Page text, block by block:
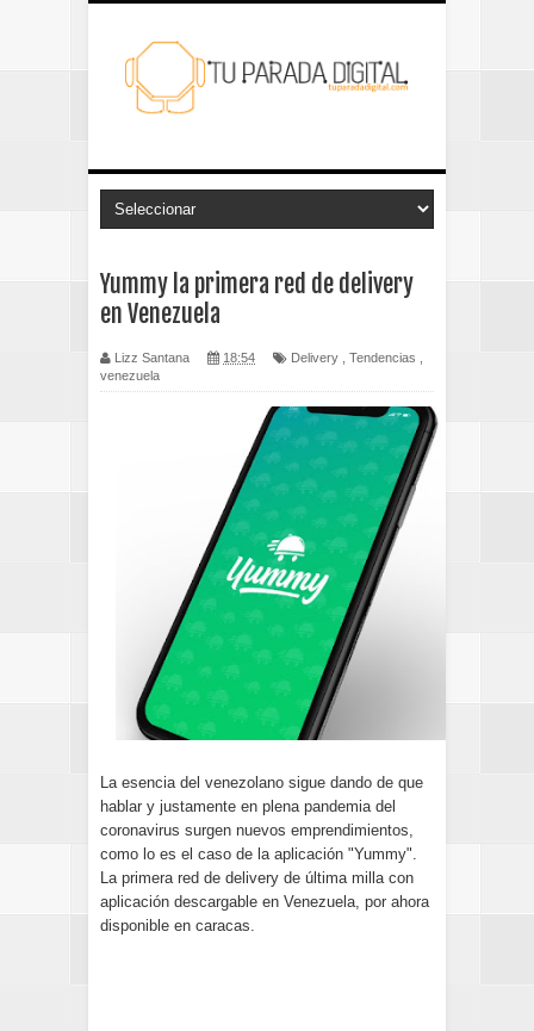
Yummy la primera red de delivery
en Venezuela
Lizz Santana 18:54 Delivery Tendencias
venezuela
La esencia del venezolano sigue dando de que
hablar y justamente en plena pandemia del
coronavirus surgen nuevos emprendimientos,
como lo es el caso de la aplicación "Yummy".
a primera red de delivery de última milla con
aplicación descargable en Venezuela, por ahora
disponible en caracas.